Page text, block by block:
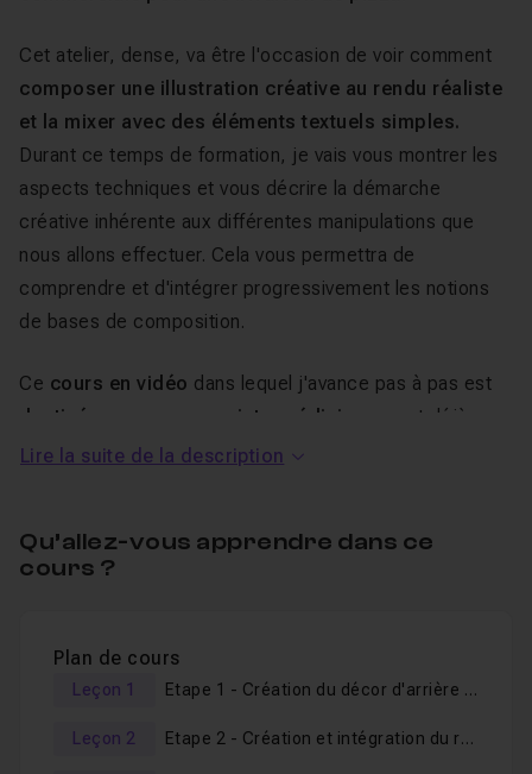
Cet atelier, dense, va être l'occasion de voir comment
composer une illustration créative au rendu réaliste
et la mixer avec des éléments textuels simples.
Durant ce temps de formation, je vais vous montrer les
aspects techniques et vous décrire la démarche
créative inhérente aux différentes manipulations que
nous allons effectuer. Cela vous permettra de
comprendre et d'intégrer progressivement les notions
de bases de composition.
Ce cours en vidéo dans lequel j'avance pas à pas est
destiné aux personnes intermédiaires
ayant déjà une
bonne connaissance des principaux outils d'Adobe
de réglages et des masques d’écrêtage.
Si vous n'êtes pas encore familier de ces outils et que
vivement à suivre le pack "
Photomontage Créatif Simple par la Pratique" dans
afin de vous constituer des bases solides pour suivre
Lire la suite de la description
Qu’allez-vous apprendre dans ce
cours ?
Plan de cours
Leçon 1 Etape 1 - Création du décor d'arrière plan
Leçon 2 Etape 2 - Création et intégration du repère partie 1